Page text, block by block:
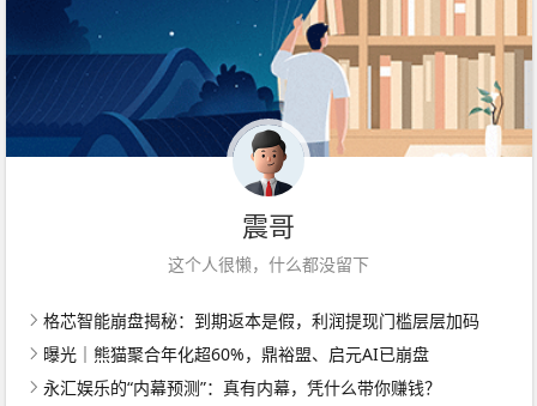
震哥
这个人很懒，什么都没留下
格芯智能崩盘揭秘：到期返本是假，利润提现门槛层层加码
曝光｜熊猫聚合年化超60%，鼎裕盟、启元AI已崩盘
永汇娱乐的“内幕预测”：真有内幕，凭什么带你赚钱？